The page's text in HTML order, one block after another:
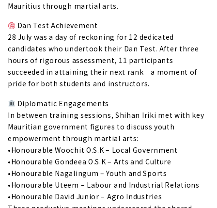
Mauritius through martial arts.
Dan Test Achievement
28 July was a day of reckoning for 12 dedicated
candidates who undertook their Dan Test. After three
hours of rigorous assessment, 11 participants
succeeded in attaining their next rank—a moment of
pride for both students and instructors.
Diplomatic Engagements
In between training sessions, Shihan Iriki met with key
Mauritian government figures to discuss youth
empowerment through martial arts:
•Honourable Woochit O.S.K – Local Government
•Honourable Gondeea O.S.K – Arts and Culture
•Honourable Nagalingum – Youth and Sports
•Honourable Uteem – Labour and Industrial Relations
•Honourable David Junior – Agro Industries